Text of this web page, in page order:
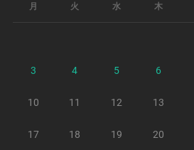
月 火 水 木
3 4 5 6
10 11 12 13
17 18 19 20